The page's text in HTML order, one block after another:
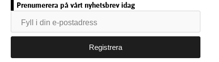
Prenumerera på vårt nyhetsbrev idag